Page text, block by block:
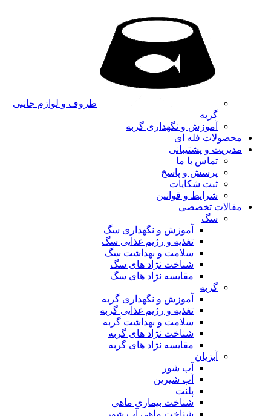
ظروف و لوازم جانبی
گربه
آموزش و نگهداری گربه
محصولات فله ای
مدیریت و پشتیبانی
تماس با ما
پرسش و پاسخ
ثبت شکایات
شرایط و قوانین
مقالات تخصصی
سگ
آموزش و نگهداری سگ
تغذیه و رژیم غذایی سگ
سلامت و بهداشت سگ
شناخت نژاد های سگ
مقایسه نژاد های سگ
گربه
آموزش و نگهداری گربه
تغذیه و رژیم غذایی گربه
سلامت و بهداشت گربه
شناخت نژاد های گربه
مقایسه نژاد های گربه
آبزیان
آب شور
آب شیرین
پلنت
شناخت بیماری ماهی